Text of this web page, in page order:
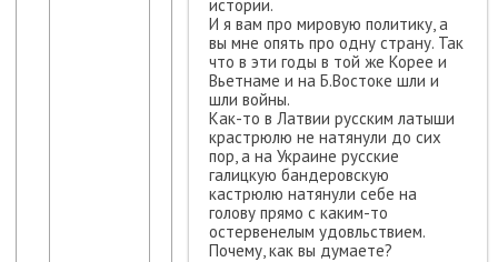
истории.
И я вам про мировую политику, а
вы мне опять про одну страну. Так
что в эти годы в той же Корее и
Вьетнаме и на Б.Востоке шли и
шли войны.
Как-то в Латвии русским латыши
крастрюлю не натянули до сих
пор, а на Украине русские
галицкую бандеровскую
кастрюлю натянули себе на
голову прямо с каким-то
остервенелым удовльствием.
Почему, как вы думаете?